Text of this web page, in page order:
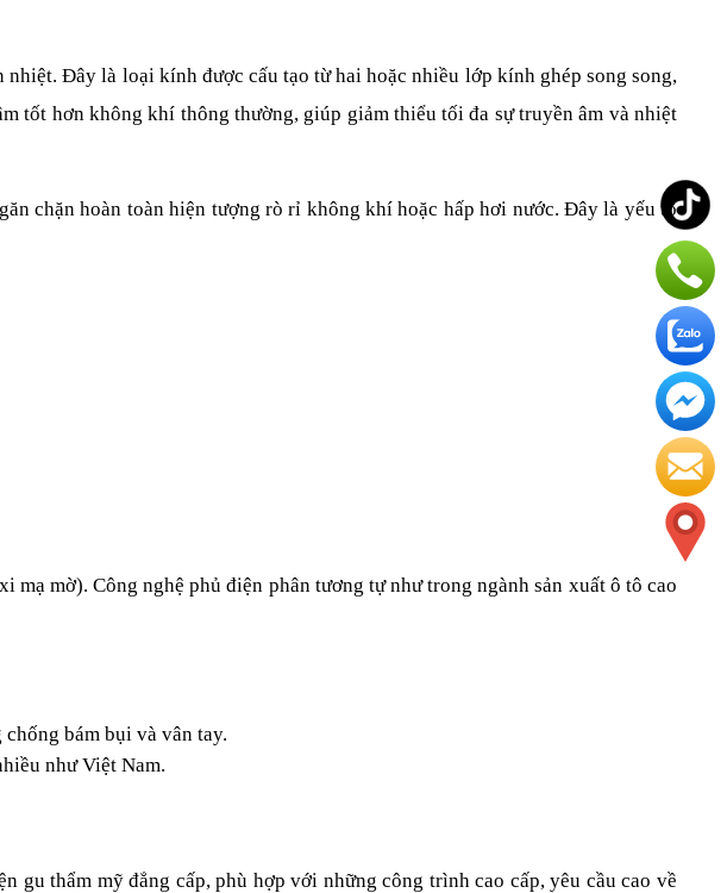
Đây là loại kính được cấu tạo từ hai hoặc nhiều lớp kính ghép song song,
tốt hơn không khí thông thường, giúp giảm thiểu tối đa sự truyền âm và nhiệt
chặn hoàn toàn hiện tượng rò rỉ không khí hoặc hấp hơi nước. Đây là yếu tố
mờ). Công nghệ phủ điện phân tương tự như trong ngành sản xuất ô tô cao
bám bụi và vân tay.
như Việt Nam.
thẩm mỹ đẳng cấp, phù hợp với những công trình cao cấp, yêu cầu cao về